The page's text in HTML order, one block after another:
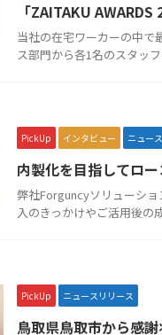
「ZAITAKU
当社の在宅ワーカーの中で
ス部門から各1名のスタッフ
PickUp インタビュー ニュー
内製化を目指してロ
弊社Forguncyソリューシ
入のきっかけやご活用後の
PickUp ニュースリリース
鳥取県鳥取市から感